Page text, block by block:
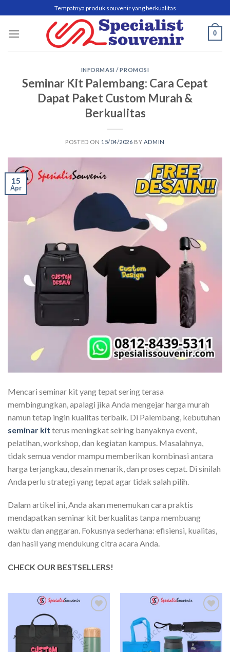
to
content
Tempatnya produk souvenir yang berkualitas
0
INFORMASI / PROMOSI
Seminar Kit Palembang: Cara Cepat
Dapat Paket Custom Murah &
Berkualitas
POSTED ON 15/04/2026 BY ADMIN
15
Apr
Mencari seminar kit yang tepat sering terasa
membingungkan, apalagi jika Anda mengejar harga murah
namun tetap ingin kualitas terbaik. Di Palembang, kebutuhan
seminar kit terus meningkat seiring banyaknya event,
pelatihan, workshop, dan kegiatan kampus. Masalahnya,
tidak semua vendor mampu memberikan kombinasi antara
harga terjangkau, desain menarik, dan proses cepat. Di sinilah
Anda perlu strategi yang tepat agar tidak salah pilih.
Dalam artikel ini, Anda akan menemukan cara praktis
mendapatkan seminar kit berkualitas tanpa membuang
waktu dan anggaran. Fokusnya sederhana: efisiensi, kualitas,
dan hasil yang mendukung citra acara Anda.
CHECK OUR BESTSELLERS!
Add to
wishlist
wishlist